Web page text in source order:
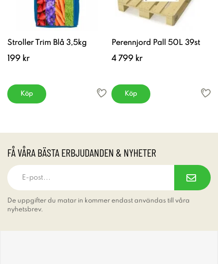
Stroller Trim Blå 3,5kg
199 kr
Köp
Perennjord Pall 50L 39st
4 799 kr
Köp
FÅ VÅRA BÄSTA ERBJUDANDEN & NYHETER
De uppgifter du matar in kommer endast användas till våra
nyhetsbrev.